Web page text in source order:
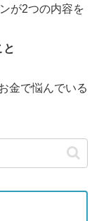
が2つの内容を
と
金で悩んでいる